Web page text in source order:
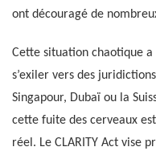
ont découragé de
Cette situation chaotique a
s’exiler vers des
Singapour, Dubaï ou la
cette fuite des cerveaux
réel. Le CLARITY Act vise